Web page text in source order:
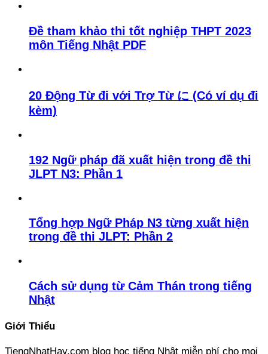
Đề tham khảo thi tốt nghiệp THPT 2023
môn Tiếng Nhật PDF
20 Động Từ đi với Trợ Từ に (Có ví dụ đi
kèm)
192 Ngữ pháp đã xuất hiện trong đề thi
JLPT N3: Phần 1
Tổng hợp Ngữ Pháp N3 từng xuất hiện
trong đề thi JLPT: Phần 2
Cách sử dụng từ Cảm Thán trong tiếng
Nhật
Giới Thiểu
TiengNhatHay.com blog học tiếng Nhật miễn phí cho mọi